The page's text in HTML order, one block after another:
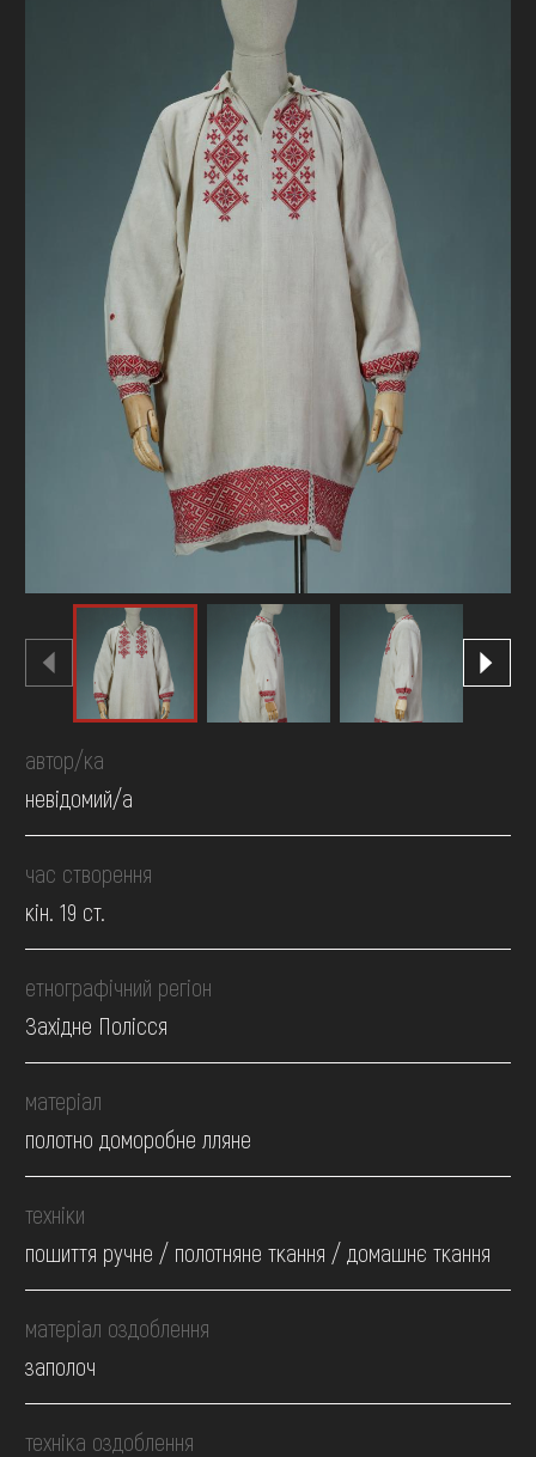
ОНЛАЙН-КРАМНИЦЯ
автор/ка
невідомий/а
час створення
кін. 19 ст.
етнографічний регіон
Західне Полісся
матеріал
полотно доморобне лляне
техніки
пошиття ручне / полотняне ткання / домашнє ткання
матеріал оздоблення
заполоч
техніка оздоблення